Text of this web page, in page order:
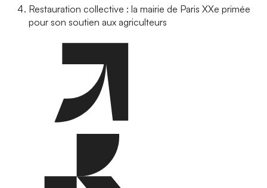
Restauration collective : la mairie de Paris XXe primée
pour son soutien aux agriculteurs